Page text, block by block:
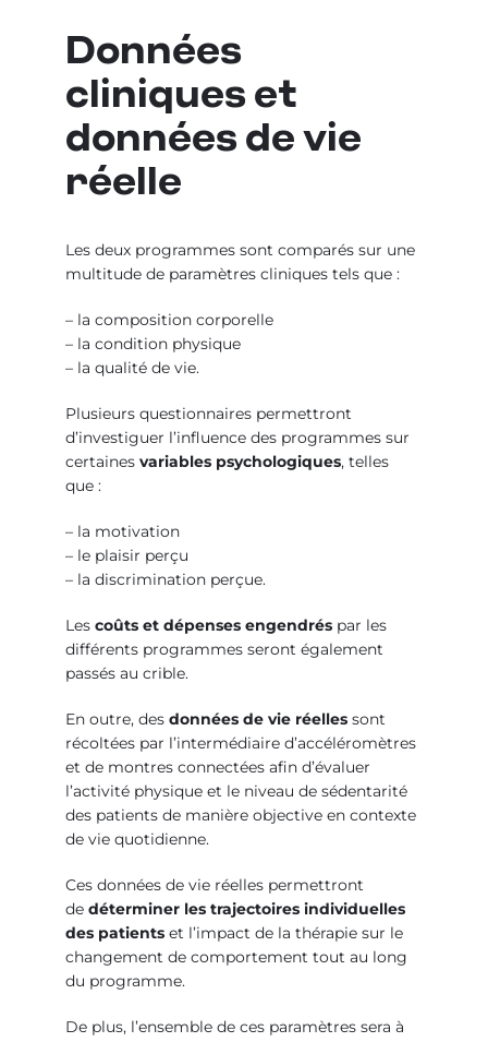
Données
cliniques et
données de vie
réelle
Les deux programmes sont comparés sur une
multitude de paramètres cliniques tels que :
– la composition corporelle
– la condition physique
– la qualité de vie.
Plusieurs questionnaires permettront
d’investiguer l’influence des programmes sur
certaines variables psychologiques, telles
que :
– la motivation
– le plaisir perçu
– la discrimination perçue.
Les coûts et dépenses engendrés par les
différents programmes seront également
passés au crible.
En outre, des données de vie réelles sont
récoltées par l’intermédiaire d’accéléromètres
et de montres connectées afin d’évaluer
l’activité physique et le niveau de sédentarité
des patients de manière objective en contexte
de vie quotidienne.
Ces données de vie réelles permettront
de déterminer les trajectoires individuelles
des patients et l’impact de la thérapie sur le
changement de comportement tout au long
du programme.
De plus, l’ensemble de ces paramètres sera à